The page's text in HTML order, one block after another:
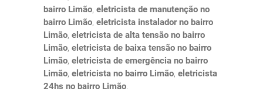
bairro Limão, eletricista de manutenção no
bairro Limão, eletricista instalador no bairro
Limão, eletricista de alta tensão no bairro
Limão, eletricista de baixa tensão no bairro
Limão, eletricista de emergência no bairro
Limão, eletricista no bairro Limão, eletricista
24hs no bairro Limão.